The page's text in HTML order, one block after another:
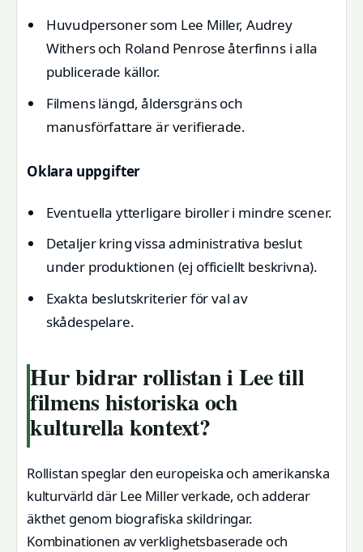
Huvudpersoner som Lee Miller, Audrey
Withers och Roland Penrose återfinns i alla
publicerade källor.
Filmens längd, åldersgräns och
manusförfattare är verifierade.
Oklara uppgifter
Eventuella ytterligare biroller i mindre scener.
Detaljer kring vissa administrativa beslut
under produktionen (ej officiellt beskrivna).
Exakta beslutskriterier för val av
skådespelare.
Hur bidrar rollistan i Lee till
filmens historiska och
kulturella kontext?
Rollistan speglar den europeiska och amerikanska
kulturvärld där Lee Miller verkade, och adderar
äkthet genom biografiska skildringar.
Kombinationen av verklighetsbaserade och